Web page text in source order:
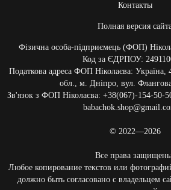
Контакты
Полная версия
Фізична особа-підприємець (ФОП)
Код за ЄДРПОУ:
Податкова адреса ФОП Ніколаєва: Україна,
обл., м. Дніпро, вул.
Зв'язок з ФОП Ніколаєва: +38(067)-154-50-
© 2022—2026
Все права
Любое копирование текстов или
должно быть согласовано с владельцем